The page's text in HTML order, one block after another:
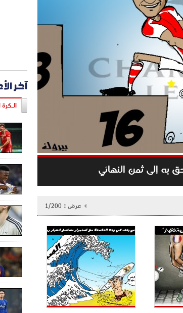
به إلى ثمن النهائي
عرض : 1/200
آخر
الـكرة